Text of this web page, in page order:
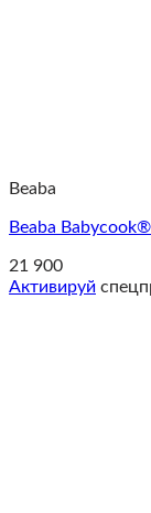
Beaba
Beaba
21 900
Активируй